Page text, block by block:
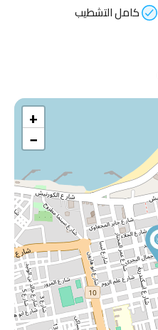
كامل التشطيب
+
−